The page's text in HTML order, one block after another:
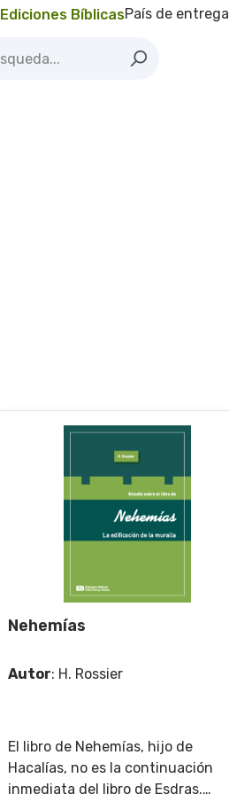
Ediciones BíblicasPaís de entrega
Nehemías
Autor: H. Rossier
El libro de Nehemías, hijo de
Hacalías, no es la continuación
inmediata del libro de Esdras.